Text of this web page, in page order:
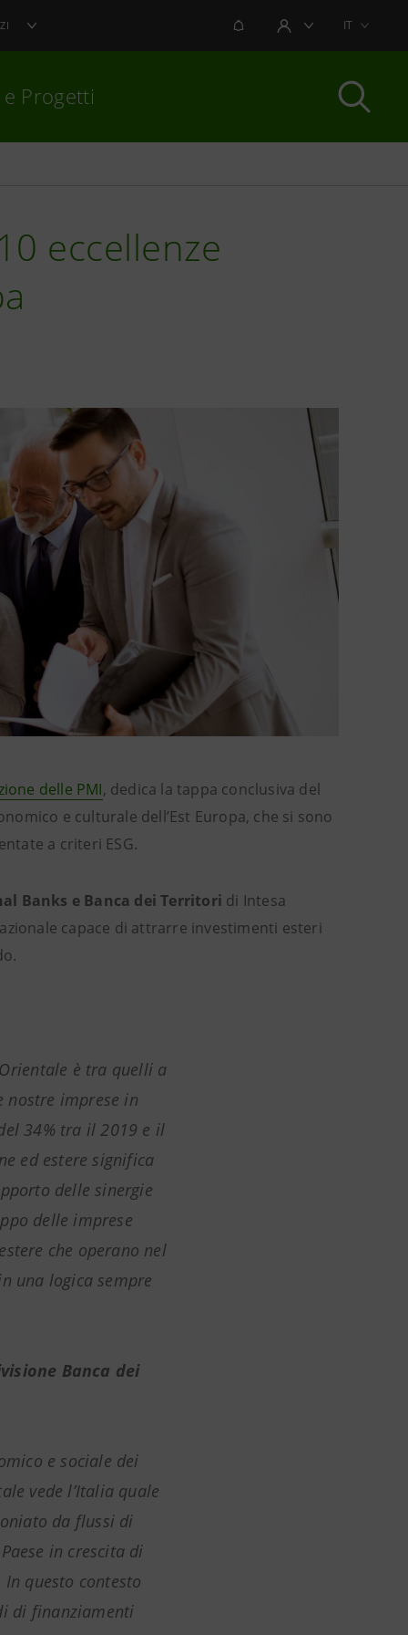
NOTIFICHEAREA UTENTEIT
e Progetti
eccellenze
delle PMI, dedica la tappa conclusiva del
e culturale dell’Est Europa, che si sono
a criteri ESG.
Banks e Banca dei Territori di Intesa
capace di attrarre investimenti esteri
è tra quelli a
nostre imprese in
34% tra il 2019 e il
ed estere significa
delle sinergie
delle imprese
che operano nel
una logica sempre
Banca dei
e sociale dei
vede l’Italia quale
da flussi di
in crescita di
questo contesto
di finanziamenti